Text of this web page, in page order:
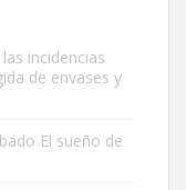
incidencias
de envases y
El sueño de